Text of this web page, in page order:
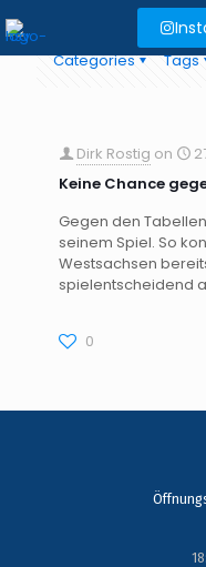
Categories Tags
Dirk Rostig on
Keine Chance
Gegen den
seinem Spiel. So
Westsachsen
spielentscheidend
0